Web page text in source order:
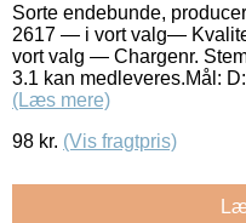
Sorte endebunde,
2617 — i vort valg—
vort valg — Chargenr.
3.1 kan medleveres.Mål:
(Læs mere)
98 kr. (Vis fragtpris)